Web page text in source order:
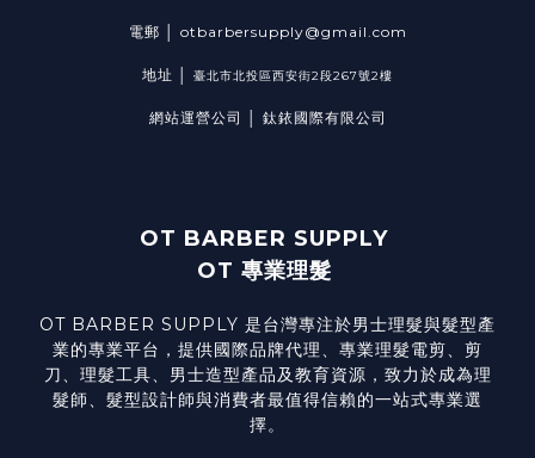
電郵 │ otbarbersupply@gmail.com
地址 │ 臺北市北投區西安街2段267號2樓
網站運營公司 │ 鈦銥國際有限公司
OT BARBER SUPPLY
OT 專業理髮
OT BARBER SUPPLY 是台灣專注於男士理髮與髮型產
業的專業平台，提供國際品牌代理、專業理髮電剪、剪
刀、理髮工具、男士造型產品及教育資源，致力於成為理
髮師、髮型設計師與消費者最值得信賴的一站式專業選
擇。